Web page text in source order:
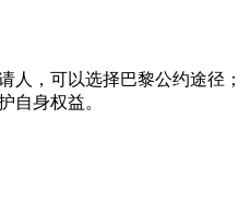
人，可以选择巴黎公约途径；
自身权益。